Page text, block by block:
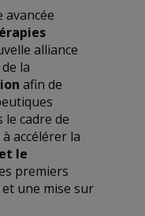
avancée
alliance
la
afin de
le cadre de
à accélérer la
le
premiers
et une mise sur